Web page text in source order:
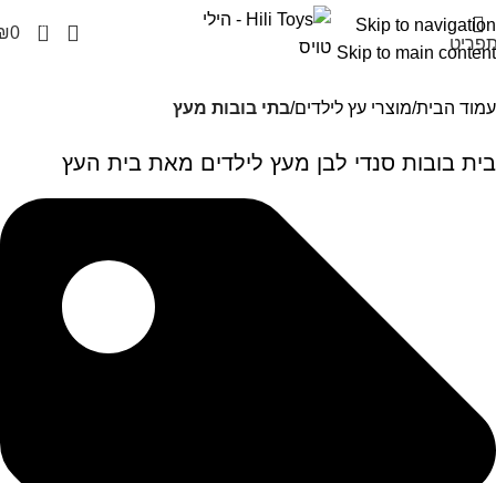
Skip to navigation
Skip to main content
0
0
עמוד הבית מוצרי עץ לילדים בתי בובות מעץ
בית בובות סנדי לבן מעץ לילדים מאת בית העץ